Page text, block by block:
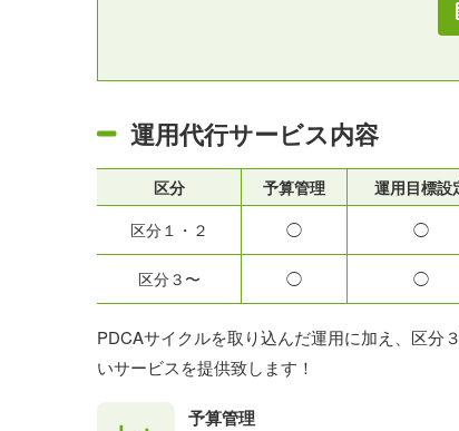
運用代行サービス内容
区分 予算管理 運用目標設
区分１・２
◯ ◯
区分３〜 ◯ ◯
PDCAサイクルを取り込んだ運用に加え、区分
いサービスを提供致します！
予算管理